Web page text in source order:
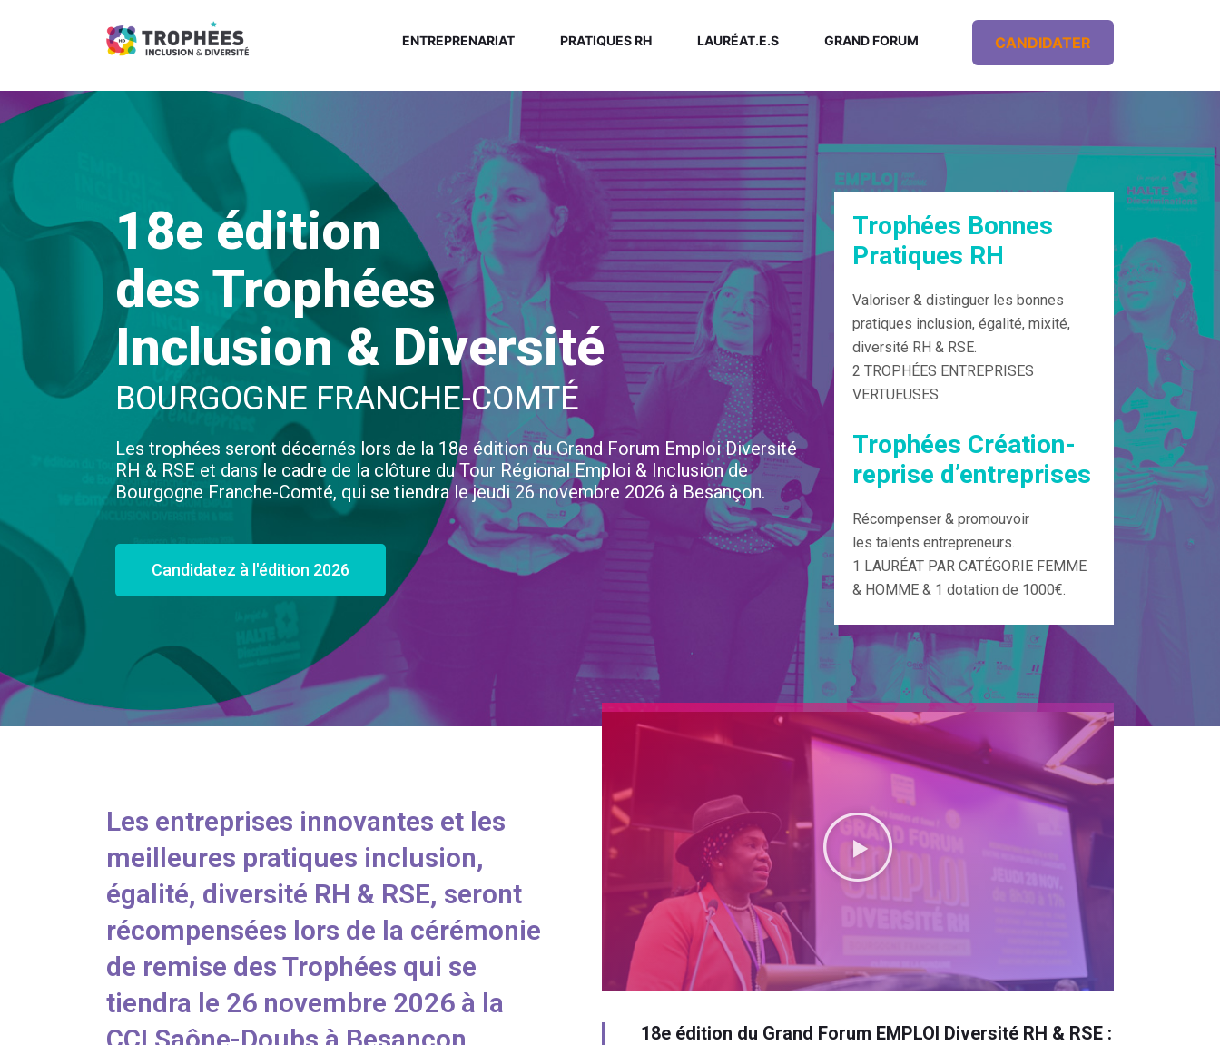
ENTREPRENARIAT PRATIQUES RH LAURÉAT.E.S GRAND FORUM CANDIDATER
18e édition
des Trophées
Inclusion & Diversité
BOURGOGNE FRANCHE-COMTÉ
Les trophées seront décernés lors de la 18e édition du Grand Forum Emploi Diversité
RH & RSE et dans le cadre de la clôture du Tour Régional Emploi & Inclusion de
Bourgogne Franche-Comté, qui se tiendra le jeudi 26 novembre 2026 à Besançon.
Candidatez à l'édition 2026
Trophées Bonnes
Pratiques RH
Valoriser & distinguer les bonnes
pratiques inclusion, égalité, mixité,
diversité RH & RSE.
2 TROPHÉES ENTREPRISES
VERTUEUSES.
Trophées Création-
reprise d’entreprises
Récompenser & promouvoir
les talents entrepreneurs.
1 LAURÉAT PAR CATÉGORIE FEMME
& HOMME & 1 dotation de 1000€.
Les entreprises innovantes et les
meilleures pratiques inclusion,
égalité, diversité RH & RSE, seront
récompensées lors de la cérémonie
de remise des Trophées qui se
tiendra le 26 novembre 2026 à la
18e édition du Grand Forum EMPLOI Diversité RH & RSE :